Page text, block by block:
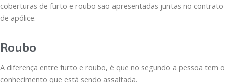
coberturas de furto e roubo são apresentadas juntas no contrato
de apólice.
Roubo
A diferença entre furto e roubo, é que no segundo a pessoa tem o
conhecimento que está sendo assaltada.